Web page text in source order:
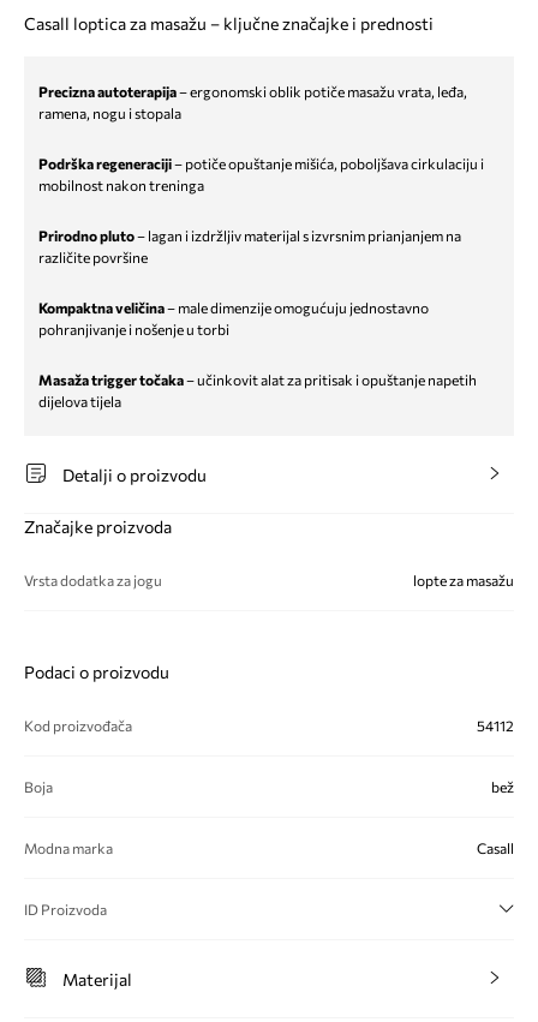
Casall loptica za masažu – ključne značajke i prednosti
Precizna autoterapija– ergonomski oblik potiče masažu vrata, leđa,
ramena, nogu i stopala
Podrška regeneraciji– potiče opuštanje mišića, poboljšava cirkulaciju i
mobilnost nakon treninga
Prirodno pluto– lagan i izdržljiv materijal s izvrsnim prianjanjem na
različite površine
Kompaktna veličina– male dimenzije omogućuju jednostavno
pohranjivanje i nošenje u torbi
Masaža trigger točaka– učinkovit alat za pritisak i opuštanje napetih
dijelova tijela
Detalji o proizvodu
Značajke proizvoda
Vrsta dodatka za jogu lopte za masažu
Podaci o proizvodu
Kod proizvođača 54112
Boja bež
Modna marka Casall
ID Proizvoda
Materijal